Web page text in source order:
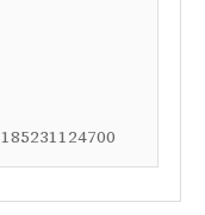
185231124700